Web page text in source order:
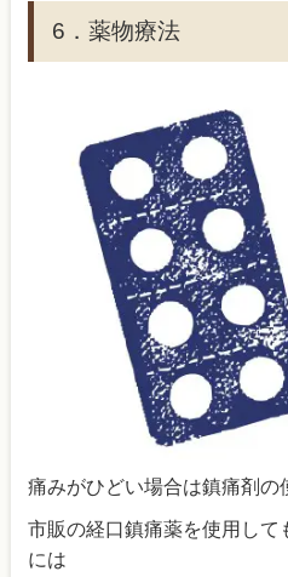
6．薬物療法
痛みがひどい場合は鎮痛剤の
市販の経口鎮痛薬を使用し
には